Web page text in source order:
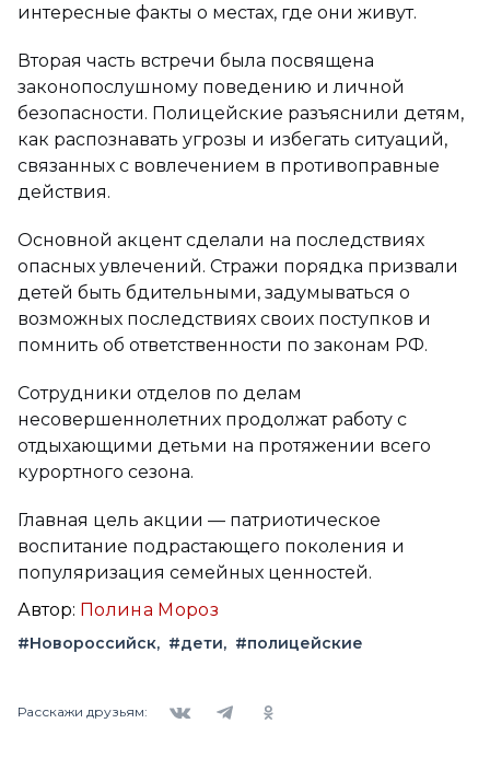
интересные факты о местах, где они живут.
Вторая часть встречи была посвящена
законопослушному поведению и личной
безопасности. Полицейские разъяснили детям,
как распознавать угрозы и избегать ситуаций,
связанных с вовлечением в противоправные
действия.
Основной акцент сделали на последствиях
опасных увлечений. Стражи порядка призвали
детей быть бдительными, задумываться о
возможных последствиях своих поступков и
помнить об ответственности по законам РФ.
Сотрудники отделов по делам
несовершеннолетних продолжат работу с
отдыхающими детьми на протяжении всего
курортного сезона.
Главная цель акции — патриотическое
воспитание подрастающего поколения и
популяризация семейных ценностей.
Автор: Полина Мороз
#Новороссийск #дети #полицейские
Расскажи друзьям: